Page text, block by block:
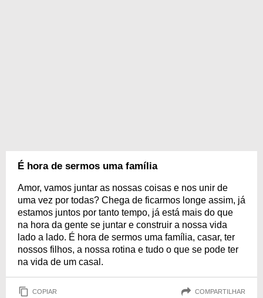
É hora de sermos uma família
Amor, vamos juntar as nossas coisas e nos unir de
uma vez por todas? Chega de ficarmos longe assim, já
estamos juntos por tanto tempo, já está mais do que
na hora da gente se juntar e construir a nossa vida
lado a lado. É hora de sermos uma família, casar, ter
nossos filhos, a nossa rotina e tudo o que se pode ter
na vida de um casal.
COPIAR COMPARTILHAR